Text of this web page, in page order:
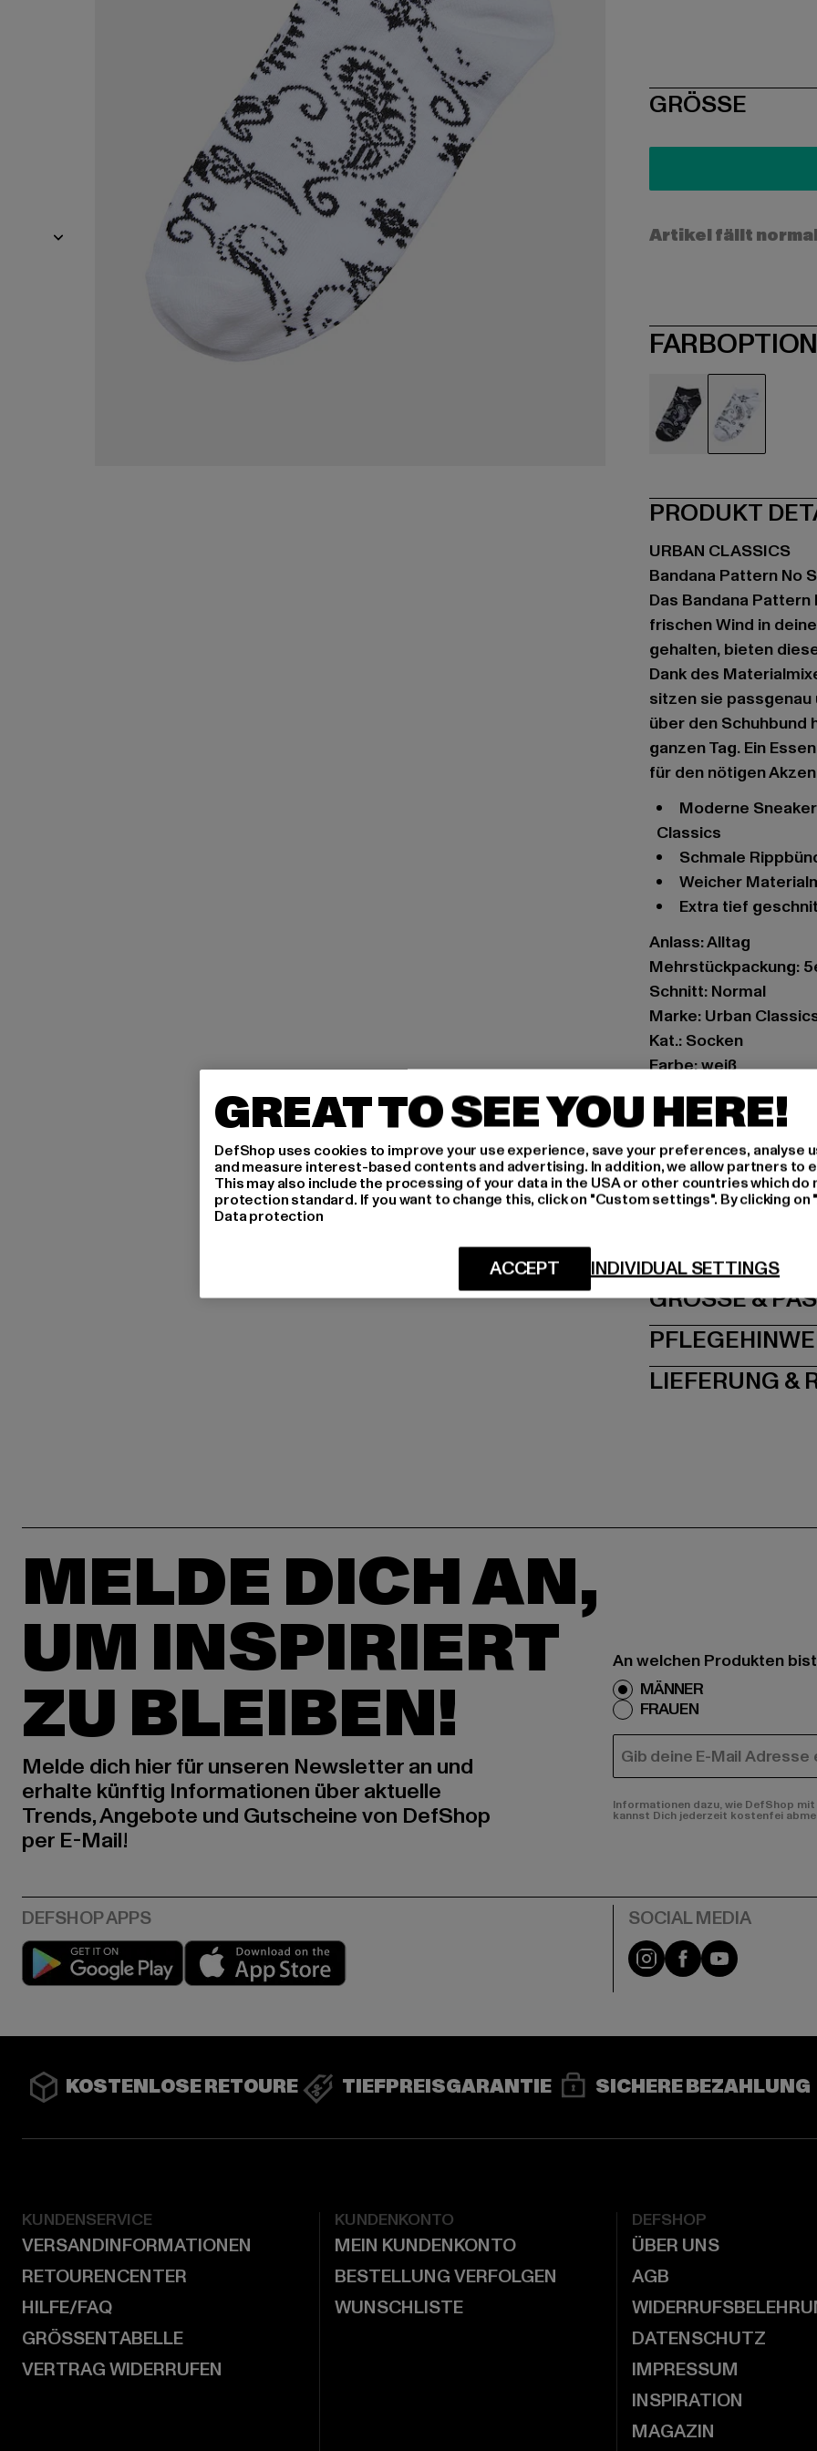
SIZE
GRÖSSE
Artikel fällt
PRODUKT
URBAN CLASSICS
Bandana Pattern No
Das Bandana
frischen Wind in
gehalten, bieten
Dank des
sitzen sie passgenau
über den
ganzen Tag. Ein
für den nötigen
Moderne Sneakersocken im 5er-Pack mit Paisley-Muster von Urban
Classics
Schmale
Weicher
Extra tief
Anlass: Alltag
Mehrstückpackung:
Schnitt: Normal
Marke: Urban
Kat.: Socken
Farbe: weiß
Hersteller Farbe: white
2% Elasthan
Art.Nr: TB6425-00220
Hersteller: TB
Dr.-Robert-Murjahn-
GRÖSSE
LIEFERUNG &
MELDE DICH AN,
UM INSPIRIERT
ZU BLEIBEN!
Melde dich hier für unseren Newsletter an und
erhalte künftig Informationen über aktuelle
Trends, Angebote und Gutscheine von DefShop
per E-Mail!
An welchen Produkten
MÄNNER
FRAUEN
E-MAIL
Informationen dazu, wie DefShop
kannst Dich jederzeit kostenfei
Play market Instagram
FacebookYouTube
KOSTENLOSE RETOURE TIEFPREISGARANTIE SICHERE BEZAHLUNG
KUNDENSERVICE
VERSANDINFORMATIONEN
RETOURENCENTER
HILFE/FAQ
GRÖSSENTABELLE
VERTRAG WIDERRUFEN
KUNDENKONTO
MEIN KUNDENKONTO
BESTELLUNG VERFOLGEN
WUNSCHLISTE
DEFSHOP
ÜBER UNS
AGB
DATENSCHUTZ
IMPRESSUM
INSPIRATION
MAGAZIN
GREAT TO SEE YOU HERE!
DefShop uses cookies to improve your use experience, save your preferences, analyse
and measure interest-based contents and advertising. In addition, we allow partners to
This may also include the processing of your data in the USA or other countries which do
protection standard. If you want to change this, click on "Custom settings". By clicking
Data protection
INDIVIDUAL SETTINGS
ACCEPT